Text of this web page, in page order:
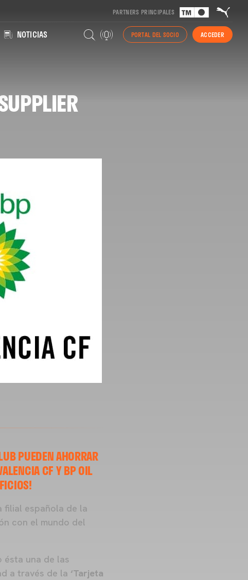
PARTNERS PRINCIPALES
NOTICIAS PORTAL DEL SOCIO ACCEDER
PUEDEN AHORRAR
CF Y BP OIL
filial española de la
con el mundo del
ésta una de las
a través de la ‘Tarjeta